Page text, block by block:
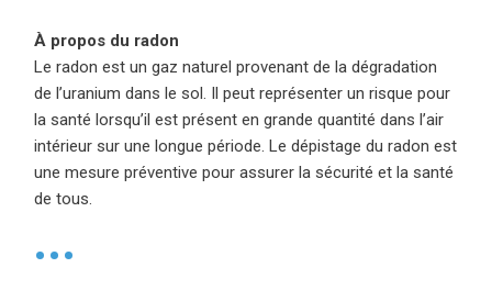
À propos du radon
Le radon est un gaz naturel provenant de la dégradation
de l’uranium dans le sol. Il peut représenter un risque pour
la santé lorsqu’il est présent en grande quantité dans l’air
intérieur sur une longue période. Le dépistage du radon est
une mesure préventive pour assurer la sécurité et la santé
de tous.
•